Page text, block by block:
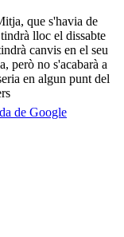
que s'havia de
lloc el dissabte
canvis en el seu
però no s'acabarà a
en algun punt del
de Google